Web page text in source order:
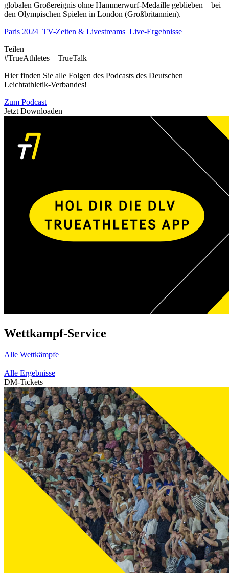
globalen Großereignis ohne Hammerwurf-Medaille geblieben – bei
den Olympischen Spielen in London (Großbritannien).
Paris 2024 TV-Zeiten & Livestreams Live-Ergebnisse
Teilen
#TrueAthletes – TrueTalk
Hier finden Sie alle Folgen des Podcasts des Deutschen
Leichtathletik-Verbandes!
Zum Podcast
Jetzt Downloaden
Wettkampf-Service
Alle Wettkämpfe
Alle Ergebnisse
DM-Tickets